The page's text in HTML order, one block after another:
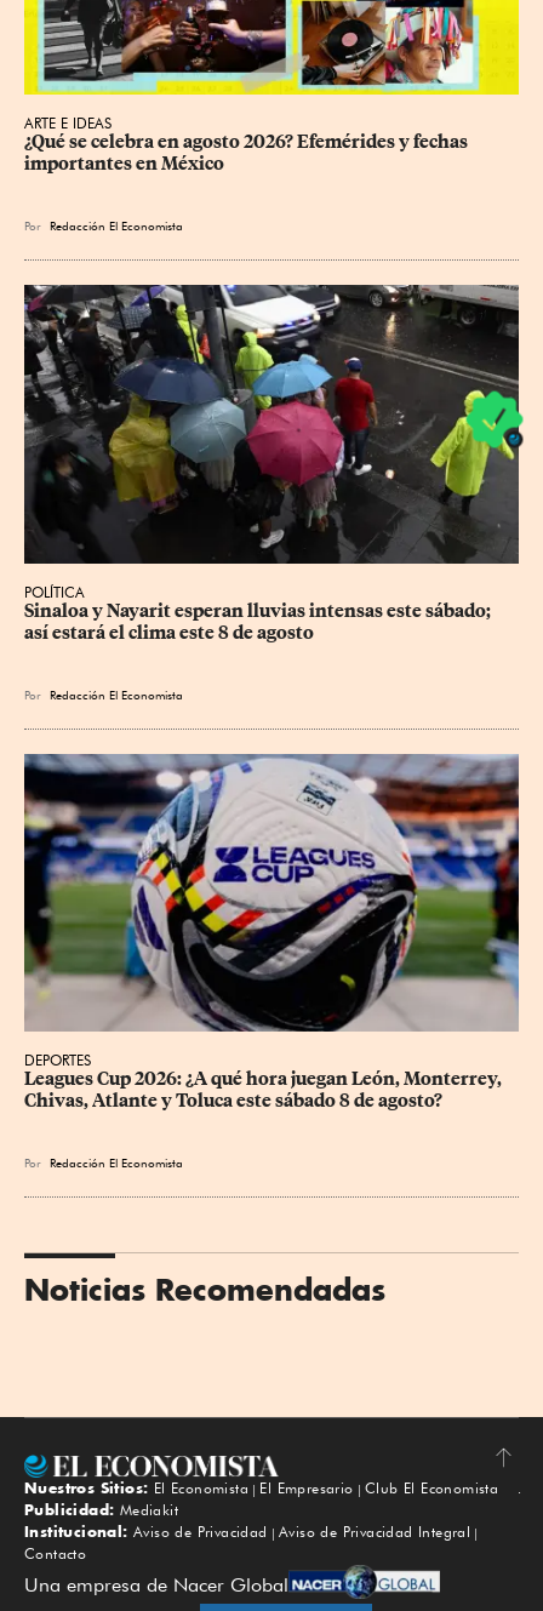
ARTE E IDEAS
¿Qué se celebra en agosto 2026? Efemérides y fechas
importantes en México
Por Redacción El Economista
POLÍTICA
Sinaloa y Nayarit esperan lluvias intensas este sábado;
así estará el clima este 8 de agosto
Por Redacción El Economista
DEPORTES
Leagues Cup 2026: ¿A qué hora juegan León, Monterrey,
Chivas, Atlante y Toluca este sábado 8 de agosto?
Por Redacción El Economista
Noticias Recomendadas
Subir
Nuestros Sitios: El Economista El Empresario
Club El Economista
Publicidad: Mediakit
Institucional: Aviso de Privacidad
Aviso de Privacidad Integral
Contacto
Una empresa de Nacer Global